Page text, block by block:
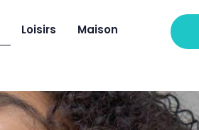
Loisirs Maison